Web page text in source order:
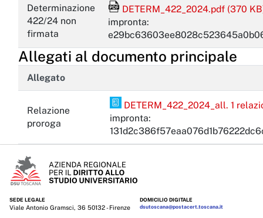
Determinazione
422/24 non
firmata
File Acrobat Reader
DETERM_422_2024.pdf (370
impronta:
Allegati al documento principale
Allegato
Relazione
proroga
PDF Pades
DETERM_422_2024_all. 1
impronta:
SEDE LEGALE
Viale Antonio Gramsci, 36 50132 - Firenze
DOMICILIO DIGITALE
dsutoscana@postacert.toscana.it